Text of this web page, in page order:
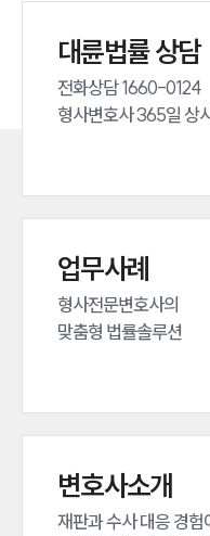
대륜법률 상담
전화상담 1660-0124
형사변호사 365일 상
업무사례
형사전문변호사의
맞춤형 법률솔루션
변호사소개
재판과 수사 대응 경험